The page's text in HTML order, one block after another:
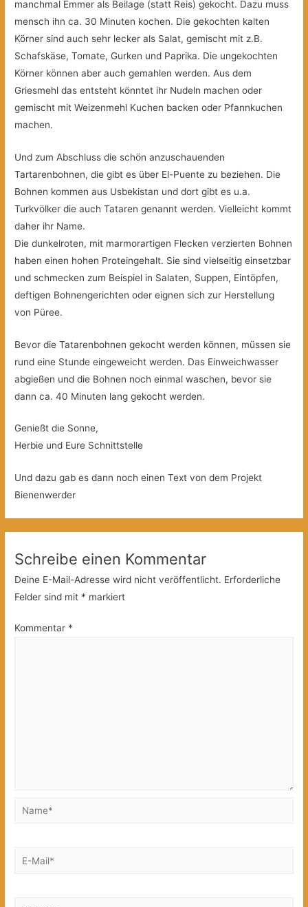
manchmal Emmer als Beilage (statt Reis) gekocht. Dazu muss
mensch ihn ca. 30 Minuten kochen. Die gekochten kalten
Körner sind auch sehr lecker als Salat, gemischt mit z.B.
Schafskäse, Tomate, Gurken und Paprika. Die ungekochten
Körner können aber auch gemahlen werden. Aus dem
Griesmehl das entsteht könntet ihr Nudeln machen oder
gemischt mit Weizenmehl Kuchen backen oder Pfannkuchen
machen.
Und zum Abschluss die schön anzuschauenden
Tartarenbohnen, die gibt es über El-Puente zu beziehen. Die
Bohnen kommen aus Usbekistan und dort gibt es u.a.
Turkvölker die auch Tataren genannt werden. Vielleicht kommt
daher ihr Name.
Die dunkelroten, mit marmorartigen Flecken verzierten Bohnen
haben einen hohen Proteingehalt. Sie sind vielseitig einsetzbar
und schmecken zum Beispiel in Salaten, Suppen, Eintöpfen,
deftigen Bohnengerichten oder eignen sich zur Herstellung
von Püree.
Bevor die Tatarenbohnen gekocht werden können, müssen sie
rund eine Stunde eingeweicht werden. Das Einweichwasser
abgießen und die Bohnen noch einmal waschen, bevor sie
dann ca. 40 Minuten lang gekocht werden.
Genießt die Sonne,
Herbie und Eure Schnittstelle
Und dazu gab es dann noch einen Text von dem Projekt
Bienenwerder
Schreibe einen Kommentar
Deine E-Mail-Adresse wird nicht veröffentlicht. Erforderliche
Felder sind mit * markiert
Kommentar *
Name*
E-
Website